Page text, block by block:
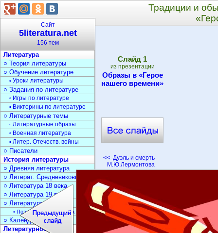
Традиции и
Cлайд 1
из презентации
Образы в «Герое
нашего времени»
<< Дуэль и смерть
М.Ю.Лермонтова
Сайт
5literatura.net
156 тем
Литература
○ Теория литературы
○ Обучение литературе
▫ Уроки литературы
○ Задания по литературе
▫ Игры по литературе
▫ Викторины по литературе
○ Литературные темы
▫ Литературные образы
▫ Военная литература
▫ Литер. Отечеств. войны
○ Писатели
История литературы
○ Древняя литература
○ Литерат. Средневековья
○ Литература 18 века
○ Литература 19 века
○ Литература 20 века
• Поэзия Серебрян. века
○ Календарь дат
Литературное чтение